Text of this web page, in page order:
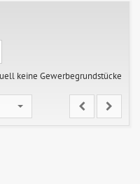
keine Gewerbegrundstücke